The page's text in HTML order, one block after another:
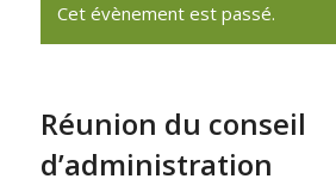
Cet évènement est passé.
Réunion du conseil
d’administration